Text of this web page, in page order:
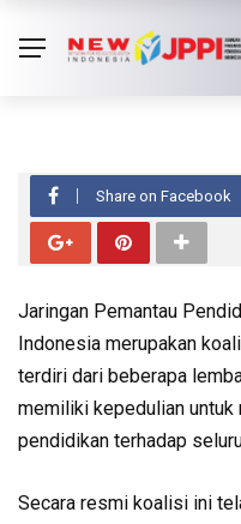
VIDEO
10 Tahun JPPI
Share on Facebook
Jaringan Pemantau
Indonesia merupakan
terdiri dari beberapa
memiliki kepedulian
pendidikan terhadap
Secara resmi koalisi ini